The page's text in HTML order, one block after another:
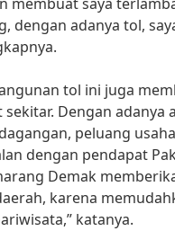
dengan adanya tol,
tol ini juga
Dengan adanya
peluang
dengan pendapat
Demak
karena
katanya.